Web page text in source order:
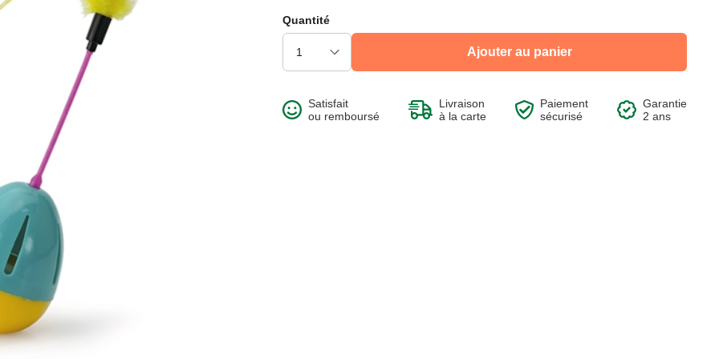
Voir le produit
Voir le produit
Voir le produit
Voir le produit
Quantité
Ajouter au panier
Satisfait
ou remboursé
Livraison
à la carte
Paiement
sécurisé
Garantie
2 ans